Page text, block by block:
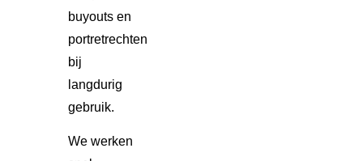
buyouts en
portretrechten
bij
langdurig
gebruik.
We werken